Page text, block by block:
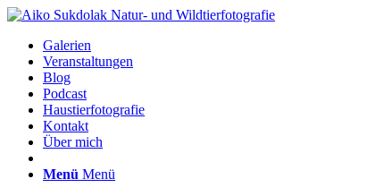
Galerien
Veranstaltungen
Blog
Podcast
Haustierfotografie
Kontakt
Über mich
Menü Menü